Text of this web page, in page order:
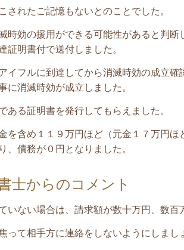
されたご記憶もないとのことでした。
時効の援用ができる可能性があると判
証明書付で送付しました。
イフルに到達してから消滅時効の成立
に消滅時効が成立しました。
ある証明書を発行してもらえました。
を含め１１９万円ほど （元金１７万円ほ
、債務が０円となりました。
士からのコメント
いない場合は、請求額が数十万円、数
って相手方に連絡をしないようにしまし